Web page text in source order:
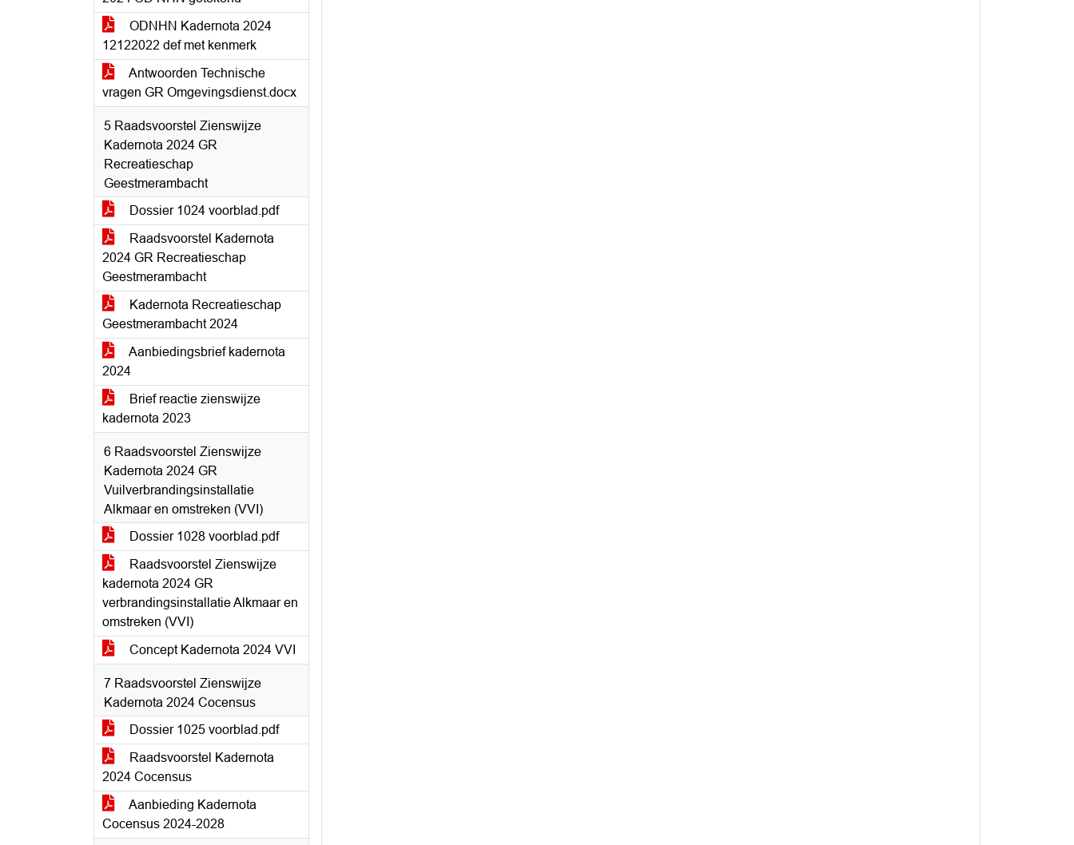
ODNHN Kadernota 2024
12122022 def met kenmerk
Antwoorden Technische
vragen GR Omgevingsdienst.docx
5 Raadsvoorstel Zienswijze
Kadernota 2024 GR
Recreatieschap
Geestmerambacht
Dossier 1024 voorblad.pdf
Raadsvoorstel Kadernota
2024 GR Recreatieschap
Geestmerambacht
Kadernota Recreatieschap
Geestmerambacht 2024
Aanbiedingsbrief kadernota
2024
Brief reactie zienswijze
kadernota 2023
6 Raadsvoorstel Zienswijze
Kadernota 2024 GR
Vuilverbrandingsinstallatie
Alkmaar en omstreken (VVI)
Dossier 1028 voorblad.pdf
Raadsvoorstel Zienswijze
kadernota 2024 GR
verbrandingsinstallatie Alkmaar en
omstreken (VVI)
Concept Kadernota 2024 VVI
7 Raadsvoorstel Zienswijze
Kadernota 2024 Cocensus
Dossier 1025 voorblad.pdf
Raadsvoorstel Kadernota
2024 Cocensus
Aanbieding Kadernota
Cocensus 2024-2028